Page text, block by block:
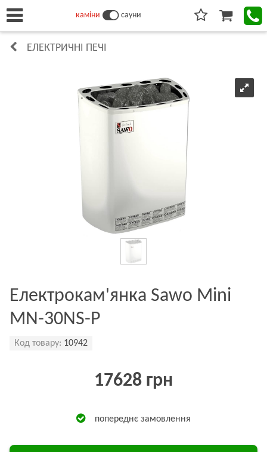
каміни сауни
ЕЛЕКТРИЧНІ ПЕЧІ
Електрокам'янка Sawo Mini
MN-30NS-P
Код товару: 10942
17628 грн
попереднє замовлення